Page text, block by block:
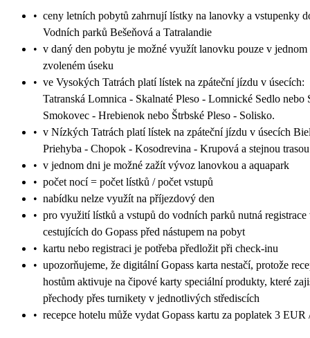
• ceny letních pobytů zahrnují lístky na lanovky a vstupenky
Vodních parků Bešeňová a Tatralandie
• v daný den pobytu je možné využít lanovku pouze v jednom
zvoleném úseku
• ve Vysokých Tatrách platí lístek na zpáteční jízdu v úsecích:
Tatranská Lomnica - Skalnaté Pleso - Lomnické Sedlo nebo
Smokovec - Hrebienok nebo Štrbské Pleso - Solisko.
• v Nízkých Tatrách platí lístek na zpáteční jízdu v úsecích
Priehyba - Chopok - Kosodrevina - Krupová a stejnou
• v jednom dni je možné zažít vývoz lanovkou a aquapark
• počet nocí = počet lístků / počet vstupů
• nabídku nelze využít na příjezdový den
• pro využití lístků a vstupů do vodních parků nutná registrace
cestujících do Gopass před nástupem na pobyt
• kartu nebo registraci je potřeba předložit při check-inu
• upozorňujeme, že digitální Gopass karta nestačí, protože
hostům aktivuje na čipové karty speciální produkty, které
přechody přes turnikety v jednotlivých střediscích
• recepce hotelu může vydat Gopass kartu za poplatek 3 EUR